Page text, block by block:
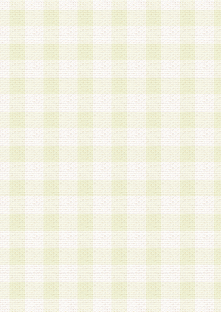
いものとします。
第4条 ログインIDおよびパスワードの管理
1.会員は、会員登録後、本サイト内にて本サービ
加する際には、前条に基づき当社から付与された
スワードを使用するものとします。
2.登録の際に当社が付与したログインIDおよびパ
の使用に関しては、全て会員本人がその責任を負
3.会員は、当社から付与されたログインIDおよび
貸与、名義変更、売買その他形態を問わず第三者
ならないものとします。
4.当社は、会員によるログインIDおよびパスワー
盗用など第三者の利用に伴う損害の発生について
き事由の有無、その他原因の如何を問わず、一切
のとします。
第5条 会員の登録情報
1.当社は、会員の登録情報に含まれる氏名・住所
アドレス等会員個人を識別できる情報を当社が別
シーポリシー
」に基づき適切に取り扱うものとし
は、当該個人情報を以下の各号に定める目的に利
す。なお、これら事項以外の目的で個人情報を利
かじめ会員の同意を得たうえで利用するものとし